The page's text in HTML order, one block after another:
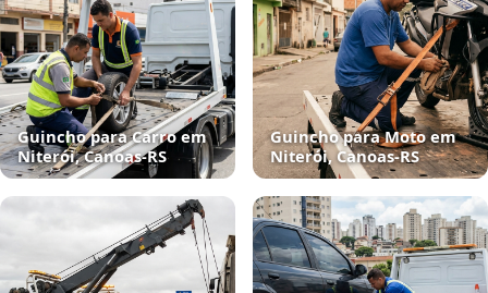
Guincho para Carro em
Niterói, Canoas‑RS
Guincho para Moto em
Niterói, Canoas‑RS